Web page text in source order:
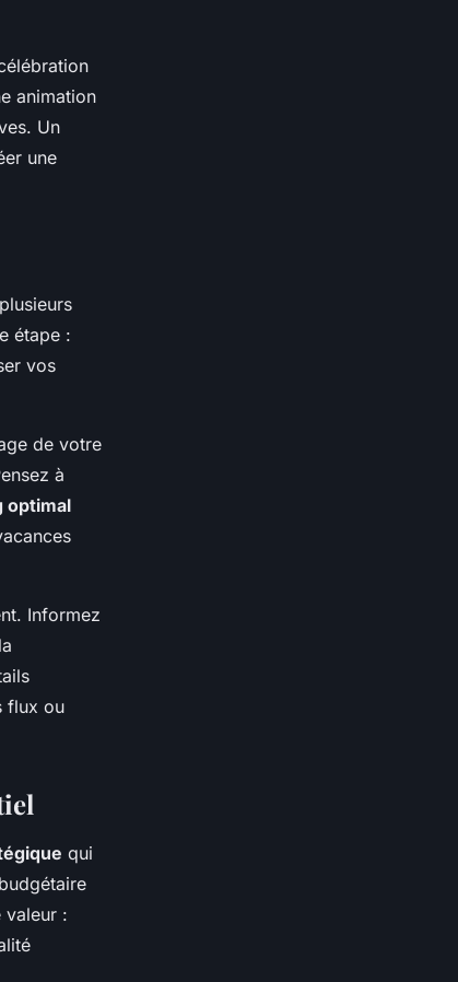
animation
Un
une
étape :
vos
de votre
à
optimal
Informez
flux ou
qui
valeur :